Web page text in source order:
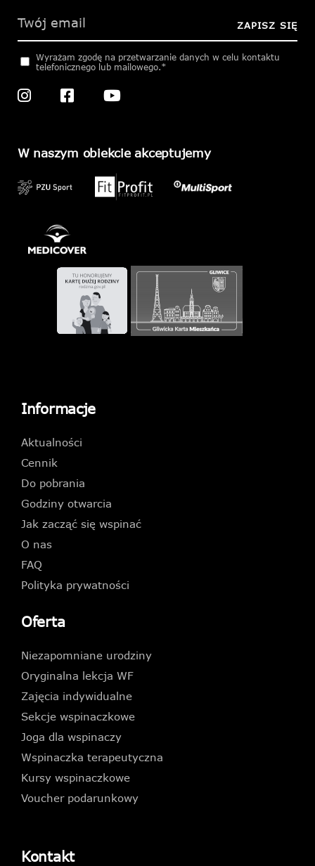
this
ZAPISZ SIĘ
Wyrażam zgodę na przetwarzanie danych w celu kontaktu
telefonicznego lub mailowego.*
W naszym obiekcie akceptujemy
Informacje
Aktualności
Cennik
Do pobrania
Godziny otwarcia
Jak zacząć się wspinać
O nas
FAQ
Polityka prywatności
Oferta
Niezapomniane urodziny
Oryginalna lekcja WF
Zajęcia indywidualne
Sekcje wspinaczkowe
Joga dla wspinaczy
Wspinaczka terapeutyczna
Kursy wspinaczkowe
Voucher podarunkowy
Kontakt